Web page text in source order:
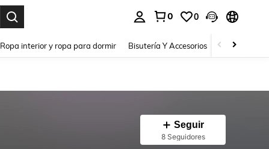
0 0
Ropa interior y ropa para dormir Bisutería Y Accesorios Zapatos
Seguir
8 Seguidores